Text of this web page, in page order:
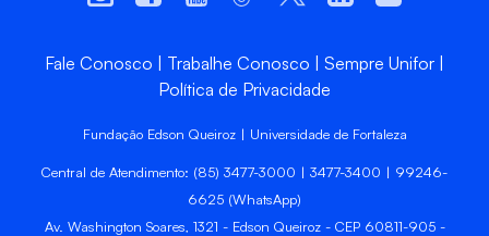
Fale Conosco Trabalhe Conosco
Sempre Unifor
Política de Privacidade
Fundação Edson Queiroz | Universidade de Fortaleza
Central de Atendimento: (85) 3477-3000 | 3477-3400 | 99246-
6625 (WhatsApp)
Av. Washington Soares, 1321 - Edson Queiroz - CEP 60811-905 -